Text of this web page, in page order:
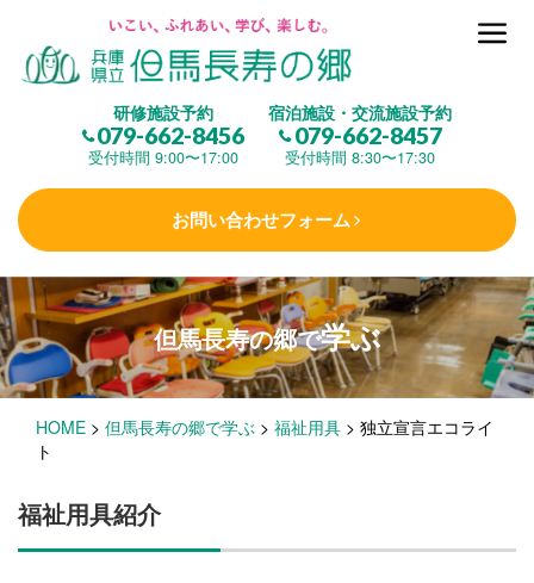
研修施設予約
079-662-8456
受付時間 9:00〜17:00
宿泊施設・交流施設予約
079-662-8457
受付時間 8:30〜17:30
お問い合わせフォーム
但馬長寿の郷とは
(研修施設)
楽しむ
学 ぶ(健康福祉)
泊まる(宿泊)
施設・料金
但馬長寿の郷で学ぶ
HOME > 但馬長寿の郷で学ぶ > 福祉用具 > 独立宣言エコライ
ト
福祉用具紹介